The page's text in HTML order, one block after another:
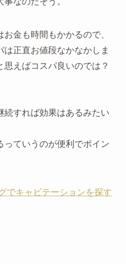
金も時間もかかるので、
は正直お値段なかなかしま
えばコスパ良いのでは？
続すれば効果はあるみたい
っていうのが便利でポイン
でキャビテーションを探す